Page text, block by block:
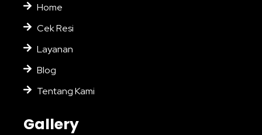
Home
Cek Resi
Layanan
Blog
Tentang Kami
Gallery